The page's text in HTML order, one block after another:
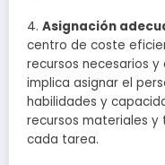
4. Asignación
centro de coste
recursos necesarios
implica asignar el
habilidades y
recursos materiales y
cada tarea.